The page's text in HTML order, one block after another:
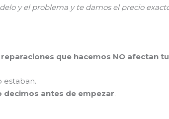
y el problema y te damos el precio
reparaciones que hacemos NO afectan
estaban.
decimos antes de empezar.